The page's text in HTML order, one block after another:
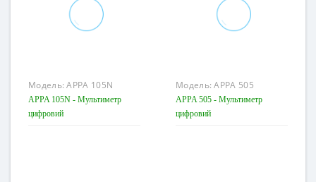
Модель:APPA 105N
APPA 105N - Мультиметр
цифровий
Модель:APPA 505
APPA 505 - Мультиметр
цифровий